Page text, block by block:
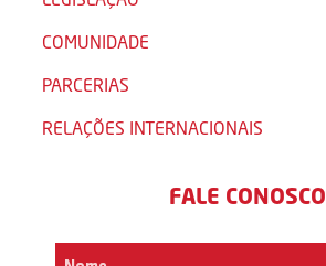
COMUNIDADE
PARCERIAS
RELAÇÕES INTERNACIONAIS
FALE CONOSCO